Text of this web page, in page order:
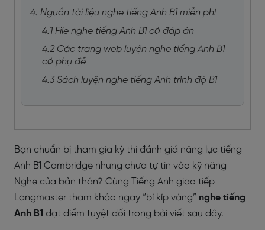
4. Nguồn tài liệu nghe tiếng Anh B1 miễn phí
4.1 File nghe tiếng Anh B1 có đáp án
4.2 Các trang web luyện nghe tiếng Anh B1
có phụ đề
4.3 Sách luyện nghe tiếng Anh trình độ B1
Bạn chuẩn bị tham gia kỳ thi đánh giá năng lực tiếng
Anh B1 Cambridge nhưng chưa tự tin vào kỹ năng
Nghe của bản thân? Cùng Tiếng Anh giao tiếp
Langmaster tham khảo ngay “bí kíp vàng” nghe tiếng
Anh B1 đạt điểm tuyệt đối trong bài viết sau đây.